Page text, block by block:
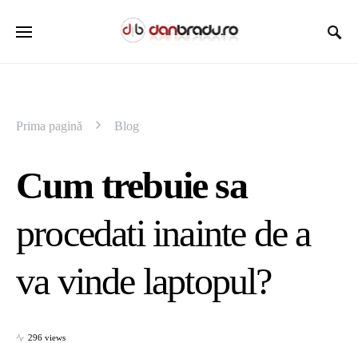
Prima pagină Blog
Cum trebuie sa
procedati inainte de a
va vinde laptopul?
296 views